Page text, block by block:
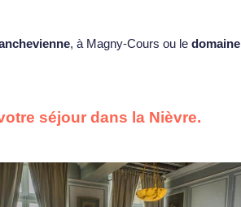
, à Magny-Cours ou le domaine
séjour dans la Nièvre.